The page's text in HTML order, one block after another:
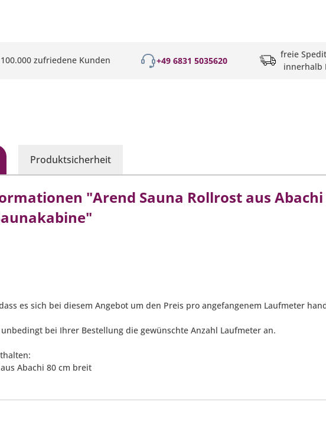
100.000 zufriedene Kunden +49 6831 5035620
freie
innerhalb
Produktsicherheit
"Arend Sauna Rollrost aus
es sich bei diesem Angebot um den Preis pro angefangenem Laufmeter
bei Ihrer Bestellung die gewünschte Anzahl Laufmeter an.
Abachi 80 cm breit